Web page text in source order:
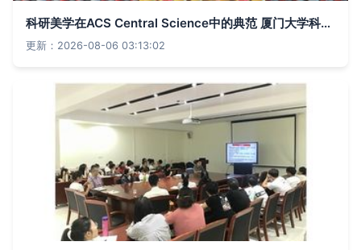
科研美学在ACS Central Science中的典范 厦门大学科研绘图赏析
更新：2026-08-06 03:13:02